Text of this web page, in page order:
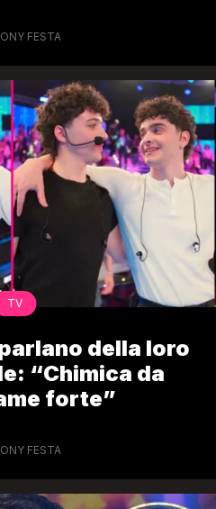
FESTA
TV
della loro
“Chimica da
forte”
FESTA